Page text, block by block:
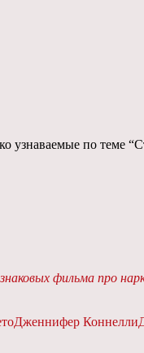
узнаваемые по теме
фильма про
Дженнифер Коннелли